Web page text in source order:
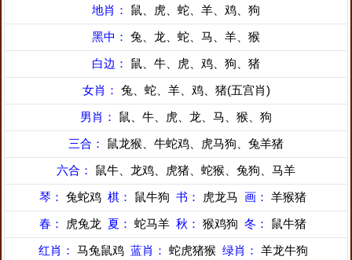
地肖： 鼠、虎、蛇、羊、鸡、狗
黑中： 兔、龙、蛇、马、羊、猴
白边： 鼠、牛、虎、鸡、狗、猪
女肖： 兔、蛇、羊、鸡、猪(五宫肖)
男肖： 鼠、牛、虎、龙、马、猴、狗
三合： 鼠龙猴、牛蛇鸡、虎马狗、兔羊猪
六合： 鼠牛、龙鸡、虎猪、蛇猴、兔狗、马羊
琴： 兔蛇鸡 棋： 鼠牛狗 书： 虎龙马 画： 羊猴猪
春：
虎兔龙 夏： 蛇马羊 秋： 猴鸡狗 冬： 鼠牛猪
红肖： 马兔鼠鸡 蓝肖： 蛇虎猪猴 绿肖： 羊龙牛狗